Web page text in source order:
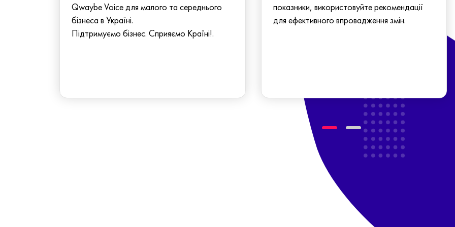
Qwaybe Voice для малого та середнього
бізнеса в Україні.
Підтримуємо бізнес. Сприяємо Країні!.
показники, використовуйте рекомендації
для ефективного впровадження змін.